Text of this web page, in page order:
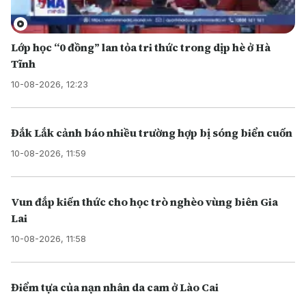
Lớp học “0 đồng” lan tỏa tri thức trong dịp hè ở Hà
Tĩnh
10-08-2026, 12:23
Đắk Lắk cảnh báo nhiều trường hợp bị sóng biển cuốn
10-08-2026, 11:59
Vun đắp kiến thức cho học trò nghèo vùng biên Gia
Lai
10-08-2026, 11:58
Điểm tựa của nạn nhân da cam ở Lào Cai